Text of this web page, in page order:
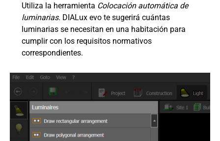
Utiliza la herramienta Colocación automática de
luminarias. DIALux evo te sugerirá cuántas
luminarias se necesitan en una habitación para
cumplir con los requisitos normativos
correspondientes.